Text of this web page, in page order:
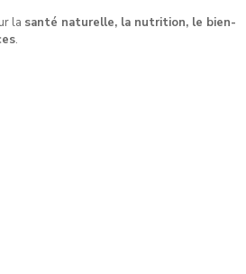
la santé naturelle, la nutrition, le bien-
.